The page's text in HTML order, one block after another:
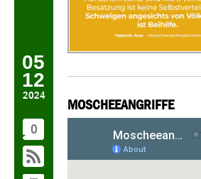
05
12
2024
0
MOSCHEEANGRIFFE